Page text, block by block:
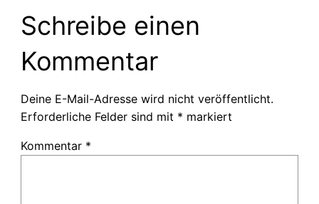
Schreibe einen
Kommentar
Deine E-Mail-Adresse wird nicht veröffentlicht.
Erforderliche Felder sind mit * markiert
Kommentar *